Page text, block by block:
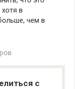
в
чем в
с